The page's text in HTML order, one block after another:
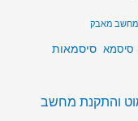
מחשב מאבק
סיסמא סיסמאות
והתקנת מחשב